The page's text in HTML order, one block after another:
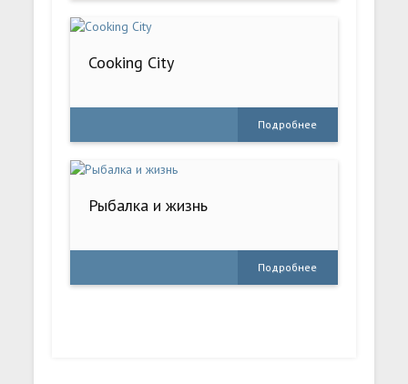
Cooking City
Подробнее
Рыбалка и жизнь
Подробнее